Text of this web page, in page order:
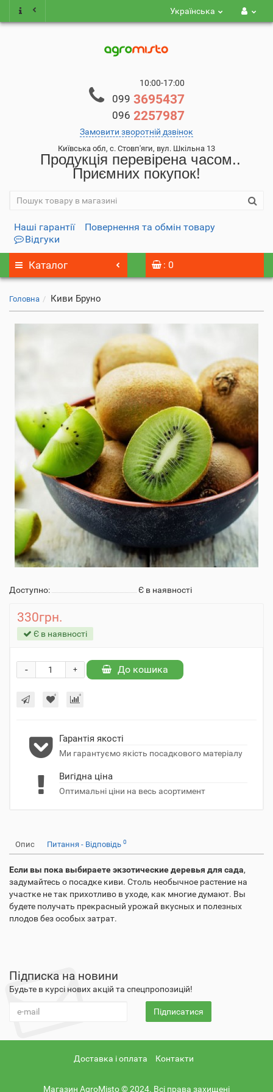
Українська
10:00-17:00
099 3695437
096 2257987
Замовити зворотній дзвінок
Київська обл, с. Стовп'яги, вул. Шкільна 13
Продукція перевірена часом..
Приємних покупок!
Наші гарантії
Повернення та обмін товару
Відгуки
Каталог : 0
Головна Киви Бруно
Доступно: Є в наявності
330грн.
Є в наявності
+
- До кошика
Гарантія якості
Ми гарантуємо якість посадкового матеріалу
Вигідна ціна
Оптимальні ціни на весь асортимент
Опис Питання - Відповідь 0
Если вы пока выбираете экзотические деревья для сада,
задумайтесь о посадке киви. Столь необычное растение на
участке не так прихотливо в уходе, как многие думают. Вы
будете получать прекрасный урожай вкусных и полезных
плодов без особых затрат.
Підписка на новини
Будьте в курсі нових акцій та спецпропозицій!
Підписатися
Доставка і оплата Контакти
Магазин AgroMisto © 2024. Всі права захищені